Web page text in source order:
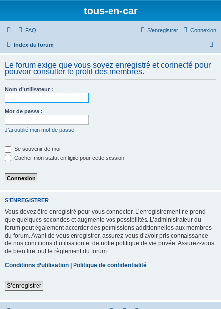
tous-en-car
FAQ Connexion
S’enregistrer
Index du forum
h
Le forum exige que vous soyez enregistré et connecté pour
pouvoir consulter le profil des membres.
Nom d’utilisateur :
Mot de passe :
J’ai oublié mon mot de passe
Se souvenir de moi
Cacher mon statut en ligne pour cette session
S’ENREGISTRER
Vous devez être enregistré pour vous connecter. L’enregistrement ne prend
que quelques secondes et augmente vos possibilités. L’administrateur du
forum peut également accorder des permissions additionnelles aux membres
du forum. Avant de vous enregistrer, assurez-vous d’avoir pris connaissance
de nos conditions d’utilisation et de notre politique de vie privée. Assurez-vous
de bien lire tout le règlement du forum.
Conditions d’utilisation | Politique de confidentialité
S’enregistrer